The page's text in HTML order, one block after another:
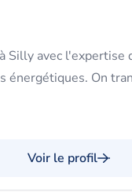
Silly avec l'expertise
énergétiques. On
Voir le profil